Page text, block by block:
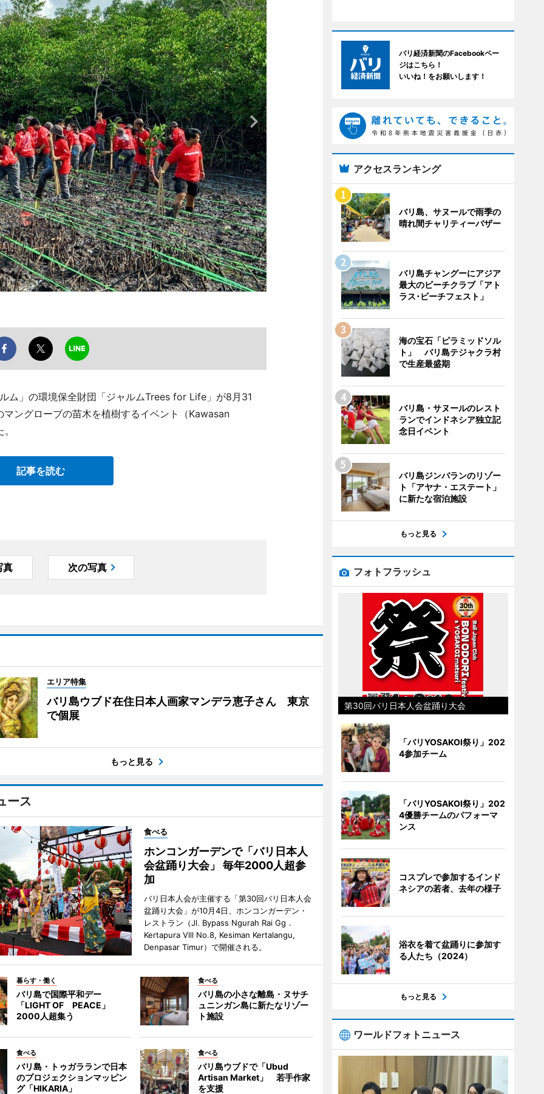
ム」の環境保全財団「ジャルムTrees for Life」が8月31
ングローブの苗木を植樹するイベント（Kawasan
記事を読む
真 次の写真
エリア特集
バリ島ウブド在住日本人画家マンデラ恵子さん 東京
で個展
もっと見る
ース
食べる
ホンコンガーデンで「バリ日本人
会盆踊り大会」 毎年2000人超参
加
バリ日本人会が主催する「第30回バリ日本人会
盆踊り大会」が10月4日、ホンコンガーデン・
レストラン（Jl. Bypass Ngurah Rai Gg．
Kertapura Vlll No.8, Kesiman Kertalangu,
Denpasar Timur）で開催される。
暮らす・働く
バリ島で国際平和デー
「LIGHT OF PEACE」
2000人超集う
食べる
バリ島の小さな離島・ヌサチ
ュニンガン島に新たなリゾー
ト施設
食べる
バリ島・トゥガラランで日本
のプロジェクションマッピン
グ「HIKARIA」
食べる
バリ島ウブドで「Ubud
Artisan Market」 若手作家
を支援
バリ経済新聞のFacebookペー
ジはこちら！
いいね！をお願いします！
アクセスランキング
バリ島、サヌールで雨季の
晴れ間チャリティーバザー
バリ島チャングーにアジア
最大のビーチクラブ「アト
ラス･ビーチフェスト」
海の宝石「ピラミッドソル
ト」 バリ島テジャクラ村
で生産最盛期
バリ島・サヌールのレスト
ランでインドネシア独立記
念日イベント
バリ島ジンバランのリゾー
ト「アヤナ・エステート」
に新たな宿泊施設
もっと見る
フォトフラッシュ
第30回バリ日本人会盆踊り大会
「バリYOSAKOI祭り」202
4参加チーム
「バリYOSAKOI祭り」202
4優勝チームのパフォーマ
ンス
コスプレで参加するインド
ネシアの若者、去年の様子
浴衣を着て盆踊りに参加す
る人たち（2024）
もっと見る
ワールドフォトニュース